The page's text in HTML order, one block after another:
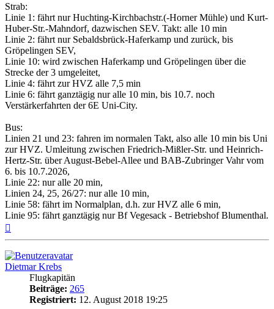
Strab:
Linie 1: fährt nur Huchting-Kirchbachstr.(-Horner Mühle) und Kurt-
Huber-Str.-Mahndorf, dazwischen SEV. Takt: alle 10 min
Linie 2: fährt nur Sebaldsbrück-Haferkamp und zurück, bis
Gröpelingen SEV,
Linie 10: wird zwischen Haferkamp und Gröpelingen über die
Strecke der 3 umgeleitet,
Linie 4: fährt zur HVZ alle 7,5 min
Linie 6: fährt ganztägig nur alle 10 min, bis 10.7. noch
Verstärkerfahrten der 6E Uni-City.
Bus:
Linien 21 und 23: fahren im normalen Takt, also alle 10 min bis Uni
zur HVZ. Umleitung zwischen Friedrich-Mißler-Str. und Heinrich-
Hertz-Str. über August-Bebel-Allee und BAB-Zubringer Vahr vom
6. bis 10.7.2026,
Linie 22: nur alle 20 min,
Linien 24, 25, 26/27: nur alle 10 min,
Linie 58: fährt im Normalplan, d.h. zur HVZ alle 6 min,
Linie 95: fährt ganztägig nur Bf Vegesack - Betriebshof Blumenthal.
Dietmar Krebs
Flugkapitän
Beiträge: 265
Registriert: 12. August 2018 19:25